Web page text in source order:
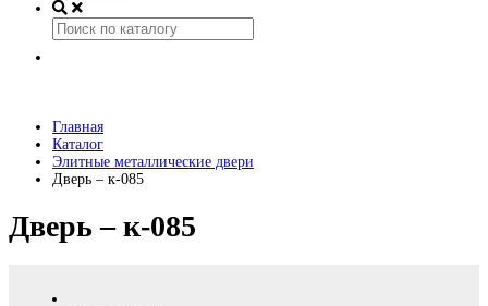
Главная
Каталог
Элитные металлические двери
Дверь – к-085
Дверь – к-085